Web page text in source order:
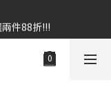
兩件88折!!!
兩件88折!!!
黑) 滿額$2499贈達摩
卷$300元